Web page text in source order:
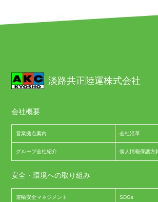
淡路共正陸運株式会社
会社概要
営業拠点案内 会社沿革
グループ会社紹介 個人情報保護方
安全・環境への取り組み
運輸安全マネジメント SDGs